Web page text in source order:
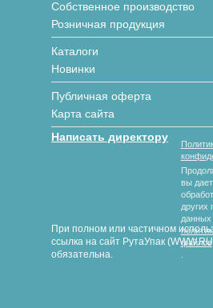
Собственное производство
Розничная продукция
Каталоги
Новинки
Публичная оферта
Карта сайта
Написать директору
При полном или частичном
ссылка на сайт РутаУпак
обязательна.
вы
других
данных
файлов